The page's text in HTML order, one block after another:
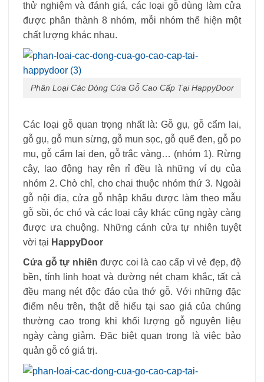
thử nghiệm và đánh giá, các loại gỗ dùng làm cửa
được phân thành 8 nhóm, mỗi nhóm thể hiện một
chất lượng khác nhau.
Phân Loại Các Dòng Cửa Gỗ Cao Cấp Tại HappyDoor
Các loại gỗ quan trọng nhất là: Gỗ gụ, gỗ cẩm lai,
gỗ gụ, gỗ mun sừng, gỗ mun sọc, gỗ quế đen, gỗ po
mu, gỗ cẩm lai đen, gỗ trắc vàng… (nhóm 1). Rừng
cây, lao động hay rên rỉ đều là những ví dụ của
nhóm 2. Chò chỉ, cho chai thuộc nhóm thứ 3. Ngoài
gỗ nội địa, cửa gỗ nhập khẩu được làm theo mẫu
gỗ sồi, óc chó và các loại cây khác cũng ngày càng
được ưa chuộng. Những cánh cửa tự nhiên tuyệt
vời tại HappyDoor
Cửa gỗ tự nhiên được coi là cao cấp vì vẻ đẹp, độ
bền, tính linh hoạt và đường nét chạm khắc, tất cả
đều mang nét độc đáo của thớ gỗ. Với những đặc
điểm nêu trên, thật dễ hiểu tại sao giá của chúng
thường cao trong khi khối lượng gỗ nguyên liệu
ngày càng giảm. Đặc biệt quan trọng là việc bảo
quản gỗ có giá trị.